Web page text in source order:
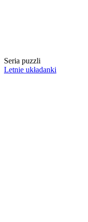
Seria puzzli
Letnie układanki